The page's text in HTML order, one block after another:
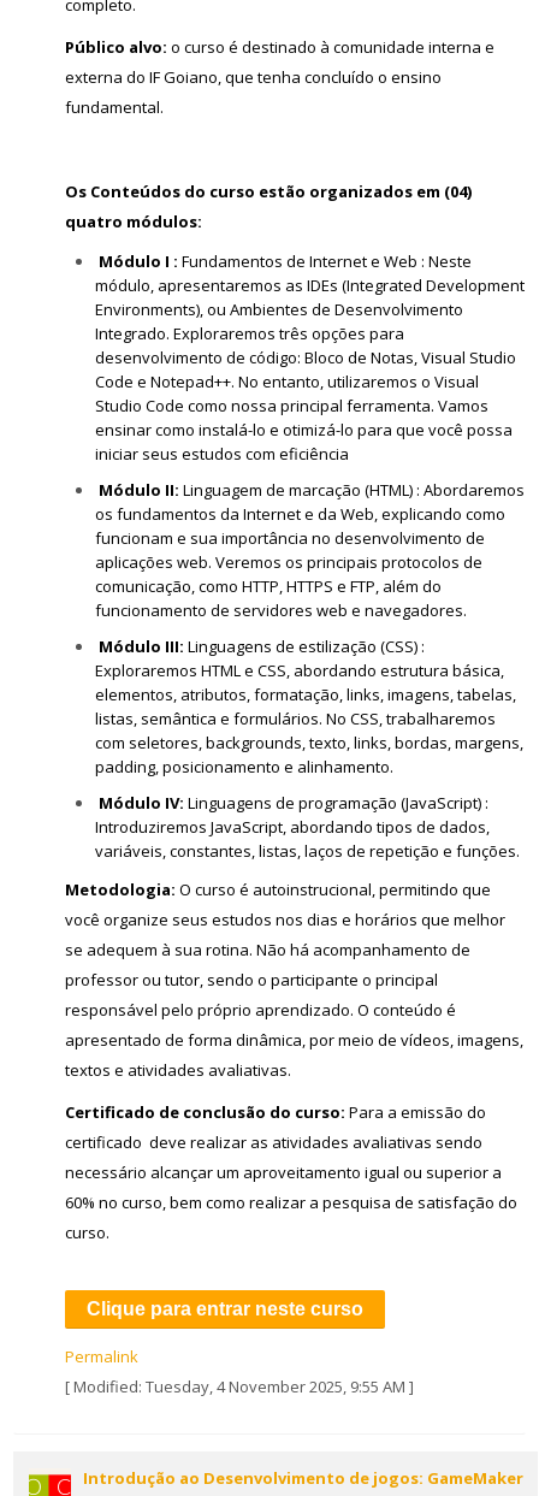
completo.
Público alvo: o curso é destinado à comunidade interna e
externa do IF Goiano, que tenha concluído o ensino
fundamental.
Os Conteúdos do curso estão organizados em (04)
quatro módulos:
Módulo I : Fundamentos de Internet e Web : Neste
módulo, apresentaremos as IDEs (Integrated Development
Environments), ou Ambientes de Desenvolvimento
Integrado. Exploraremos três opções para
desenvolvimento de código: Bloco de Notas, Visual Studio
Code e Notepad++. No entanto, utilizaremos o Visual
Studio Code como nossa principal ferramenta. Vamos
ensinar como instalá-lo e otimizá-lo para que você possa
iniciar seus estudos com eficiência
Módulo II: Linguagem de marcação (HTML) : Abordaremos
os fundamentos da Internet e da Web, explicando como
funcionam e sua importância no desenvolvimento de
aplicações web. Veremos os principais protocolos de
comunicação, como HTTP, HTTPS e FTP, além do
funcionamento de servidores web e navegadores.
Módulo III: Linguagens de estilização (CSS) :
Exploraremos HTML e CSS, abordando estrutura básica,
elementos, atributos, formatação, links, imagens, tabelas,
listas, semântica e formulários. No CSS, trabalharemos
com seletores, backgrounds, texto, links, bordas, margens,
padding, posicionamento e alinhamento.
Módulo IV: Linguagens de programação (JavaScript) :
Introduziremos JavaScript, abordando tipos de dados,
variáveis, constantes, listas, laços de repetição e funções.
Metodologia: O curso é autoinstrucional, permitindo que
você organize seus estudos nos dias e horários que melhor
se adequem à sua rotina. Não há acompanhamento de
professor ou tutor, sendo o participante o principal
responsável pelo próprio aprendizado. O conteúdo é
apresentado de forma dinâmica, por meio de vídeos, imagens,
textos e atividades avaliativas.
Certificado de conclusão do curso: Para a emissão do
certificado deve realizar as atividades avaliativas sendo
necessário alcançar um aproveitamento igual ou superior a
60% no curso, bem como realizar a pesquisa de satisfação do
curso.
Clique para entrar neste curso
Permalink
[ Modified: Tuesday, 4 November 2025, 9:55 AM ]
Introdução ao Desenvolvimento de jogos: GameMaker